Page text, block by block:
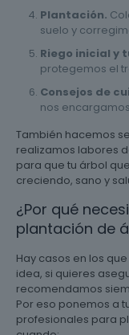
Plantación.
suelo y
Riego inicial y
protegemos el
Consejos de
nos
También hacemos
realizamos labores
para que tu árbol
creciendo, sano y
¿Por qué
plantación de
Hay casos en los
idea, si quieres
recomendamos
Por eso ponemos a
profesionales para